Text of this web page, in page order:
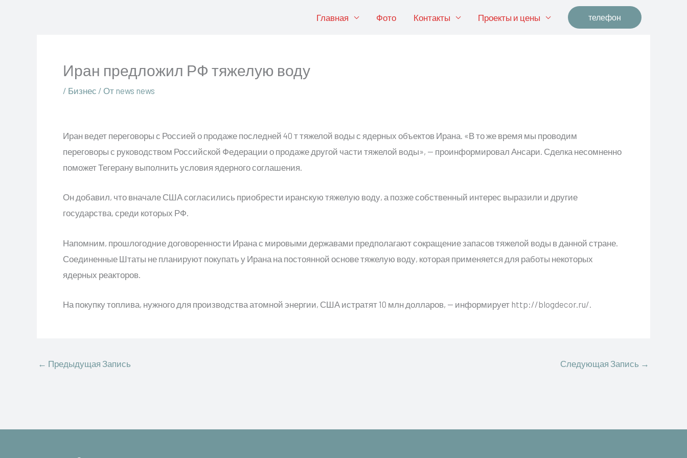
Главная Фото Контакты Проекты и цены телефон
Иран предложил РФ тяжелую воду
/ Бизнес / От news news
Иран ведет переговоры с Россией о продаже последней 40 т тяжелой воды с ядерных объектов Ирана. «В то же время мы проводим
переговоры с руководством Российской Федерации о продаже другой части тяжелой воды», — проинформировал Ансари. Сделка несомненно
поможет Тегерану выполнить условия ядерного соглашения.
Он добавил, что вначале США согласились приобрести иранскую тяжелую воду, а позже собственный интерес выразили и другие
государства, среди которых РФ.
Напомним, прошлогодние договоренности Ирана с мировыми державами предполагают сокращение запасов тяжелой воды в данной стране.
Соединенные Штаты не планируют покупать у Ирана на постоянной основе тяжелую воду, которая применяется для работы некоторых
ядерных реакторов.
На покупку топлива, нужного для производства атомной энергии, США истратят 10 млн долларов, — информирует http://blogdecor.ru/.
← Предыдущая Запись Следующая Запись →